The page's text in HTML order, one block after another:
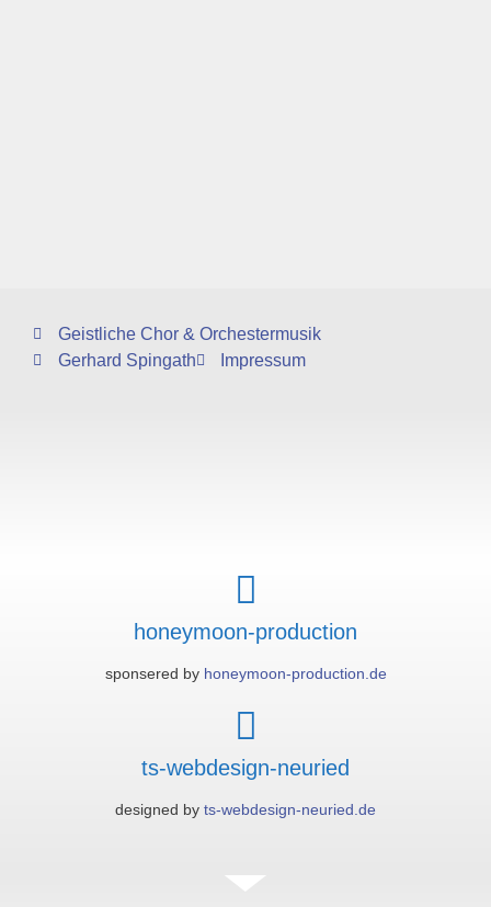
Geistliche Chor & Orchestermusik
Gerhard Spingath
Impressum
honeymoon-production
sponsered by honeymoon-production.de
ts-webdesign-neuried
designed by ts-webdesign-neuried.de